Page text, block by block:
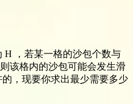
H ，若某一格的沙包个数与
该格内的沙包可能会发生滑
，现要你求出最少需要多少